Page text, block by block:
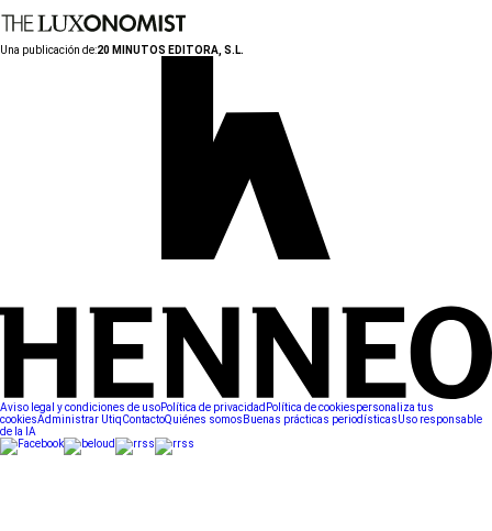
Una publicación de:20 MINUTOS EDITORA, S.L.
Aviso legal y condiciones de usoPolítica de privacidad Política de cookiespersonaliza tus
cookiesAdministrar UtiqContactoQuiénes somos Buenas prácticas periodísticasUso responsable
de la IA